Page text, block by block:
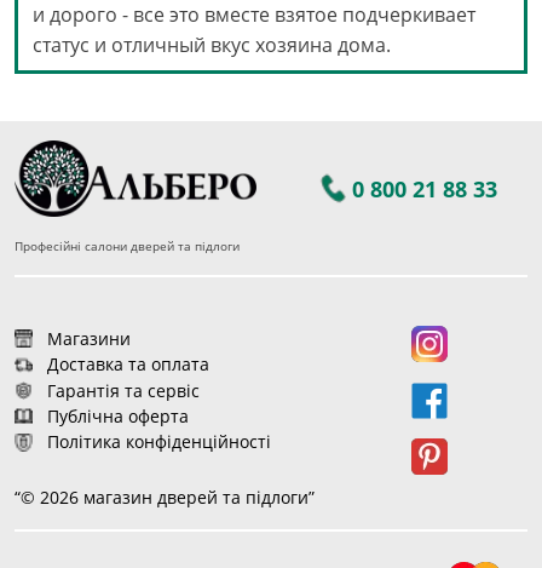
и дорого - все это вместе взятое подчеркивает
статус и отличный вкус хозяина дома.
0 800 21 88 33
Професійні салони дверей та підлоги
Магазини
Доставка та оплата
Гарантія та сервіс
Публічна оферта
Політика конфіденційності
“© 2026 магазин дверей та підлоги”